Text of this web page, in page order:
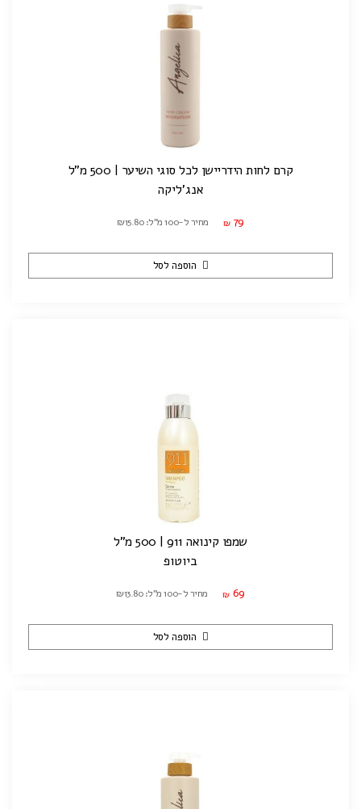
קרם לחות הידריישן לכל סוגי השיער | 500 מ"ל
אנג'ליקה
₪ 79 מחיר ל-100 מ"ל: ₪15.80
הוספה לסל
שמפו קינואה 911 | 500 מ"ל
ביוטופ
₪ 69 מחיר ל-100 מ"ל: ₪13.80
הוספה לסל